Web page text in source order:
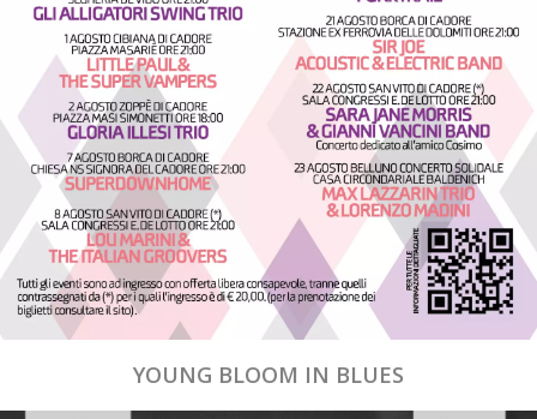
YOUNG BLOOM IN BLUES